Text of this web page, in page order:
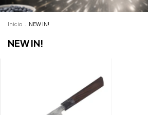
Inicio NEW IN!
NEW IN!